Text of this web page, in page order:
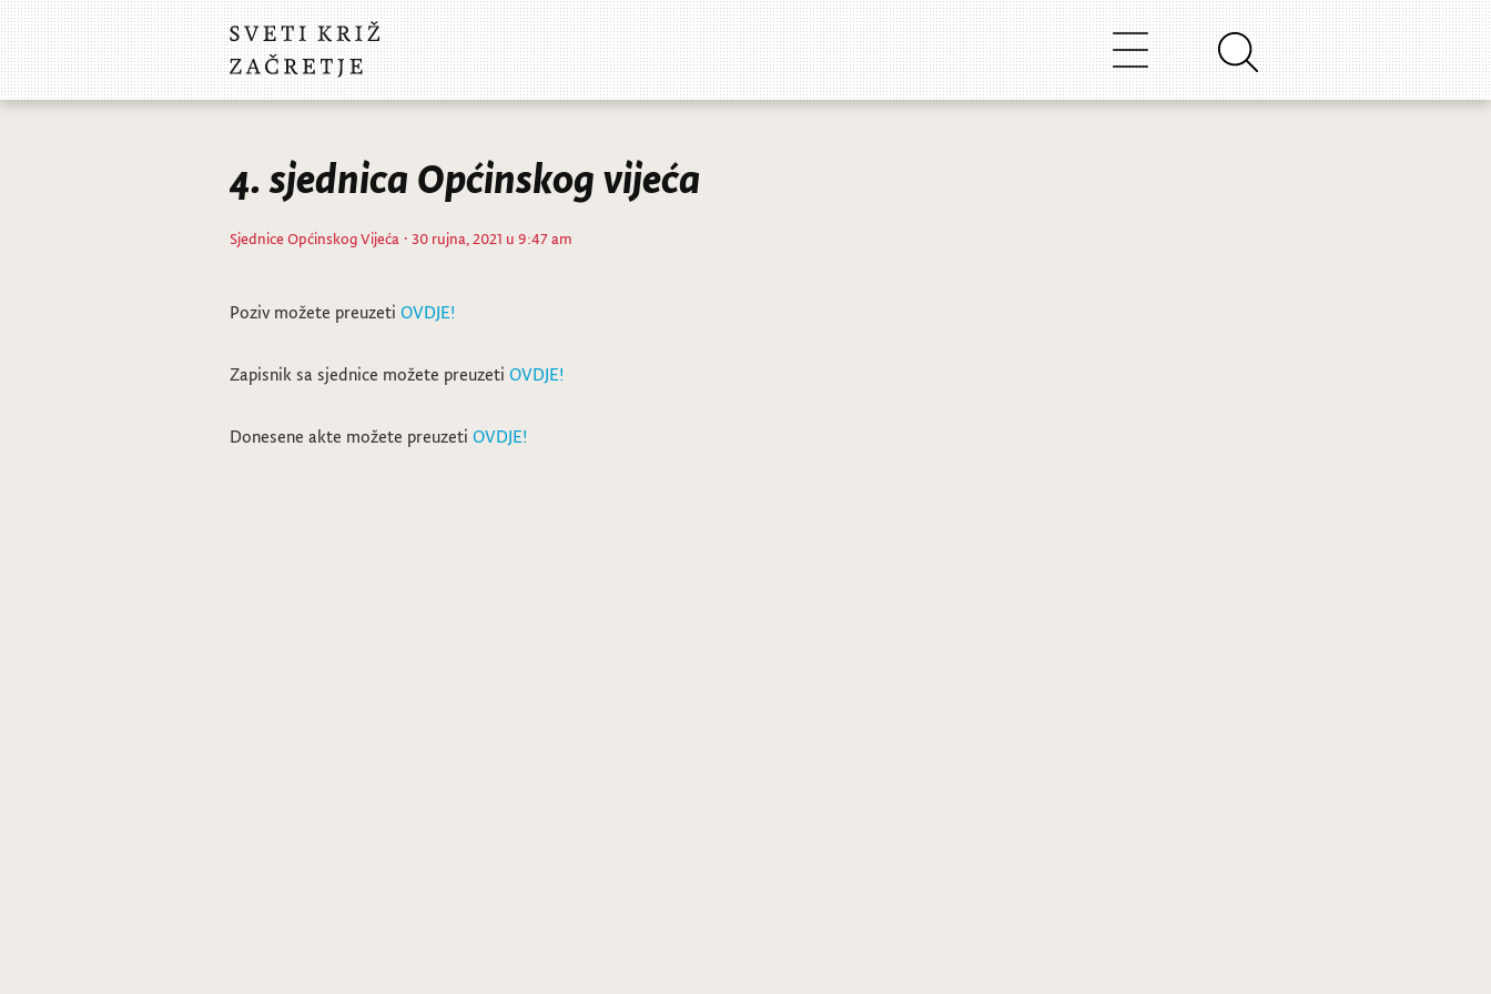
4. sjednica Općinskog vijeća
Sjednice Općinskog Vijeća · 30 rujna, 2021 u 9:47 am
Poziv možete preuzeti OVDJE!
Zapisnik sa sjednice možete preuzeti OVDJE!
Donesene akte možete preuzeti OVDJE!